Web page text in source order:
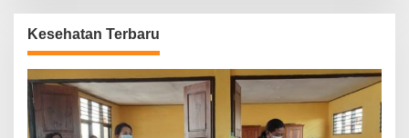
Kesehatan Terbaru